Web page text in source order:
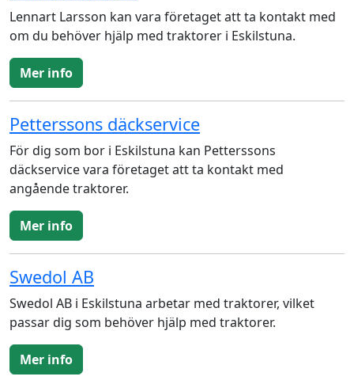
Lennart Larsson kan vara företaget att ta kontakt med
om du behöver hjälp med traktorer i Eskilstuna.
Mer info
Petterssons däckservice
För dig som bor i Eskilstuna kan Petterssons
däckservice vara företaget att ta kontakt med
angående traktorer.
Mer info
Swedol AB
Swedol AB i Eskilstuna arbetar med traktorer, vilket
passar dig som behöver hjälp med traktorer.
Mer info